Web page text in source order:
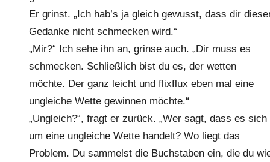
Er grinst. „Ich hab’s ja gleich gewusst, dass dir
Gedanke nicht schmecken wird.“
„Mir?“ Ich sehe ihn an, grinse auch. „Dir muss es
schmecken. Schließlich bist du es, der wetten
möchte. Der ganz leicht und flixflux eben mal eine
ungleiche Wette gewinnen möchte.“
„Ungleich?“, fragt er zurück. „Wer sagt, dass es sich
um eine ungleiche Wette handelt? Wo liegt das
Problem. Du sammelst die Buchstaben ein, die du